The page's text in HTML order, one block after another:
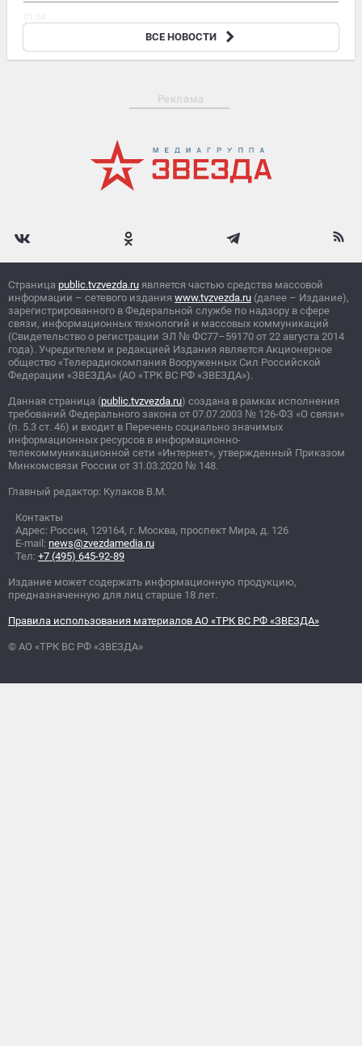
Вучич отверг разговоры о смене курса Белграда в отношении
ВСЕ НОВОСТИ
Реклама
Страница public.tvzvezda.ru является частью средства массовой
информации – сетевого издания www.tvzvezda.ru (далее – Издание),
зарегистрированного в Федеральной службе по надзору в сфере
связи, информационных технологий и массовых коммуникаций
(Свидетельство о регистрации ЭЛ № ФС77–59170 от 22 августа 2014
года). Учредителем и редакцией Издания является Акционерное
общество «Телерадиокомпания Вооруженных Сил Российской
Федерации «ЗВЕЗДА» (АО «ТРК ВС РФ «ЗВЕЗДА»).
Данная страница (public.tvzvezda.ru) создана в рамках исполнения
требований Федерального закона от 07.07.2003 № 126-ФЗ «О связи»
(п. 5.3 ст. 46) и входит в Перечень социально значимых
информационных ресурсов в информационно-
телекоммуникационной сети «Интернет», утвержденный Приказом
Минкомсвязи России от 31.03.2020 № 148.
Главный редактор: Кулаков В.М.
Контакты
Адрес: Россия, 129164, г. Москва, проспект Мира, д. 126
E-mail: news@zvezdamedia.ru
Тел: +7 (495) 645-92-89
Издание может содержать информационную продукцию,
предназначенную для лиц старше 18 лет.
Правила использования материалов АО «ТРК ВС РФ «ЗВЕЗДА»
© АО «ТРК ВС РФ «ЗВЕЗДА»